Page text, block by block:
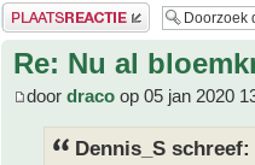
Plaats een reactie
Re: Nu al
door draco op 05 jan 2020
Dennis_S schreef: